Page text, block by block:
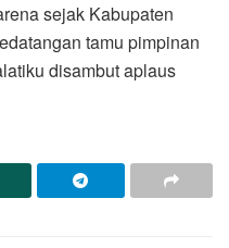
sejak Kabupaten
tamu pimpinan
disambut aplaus